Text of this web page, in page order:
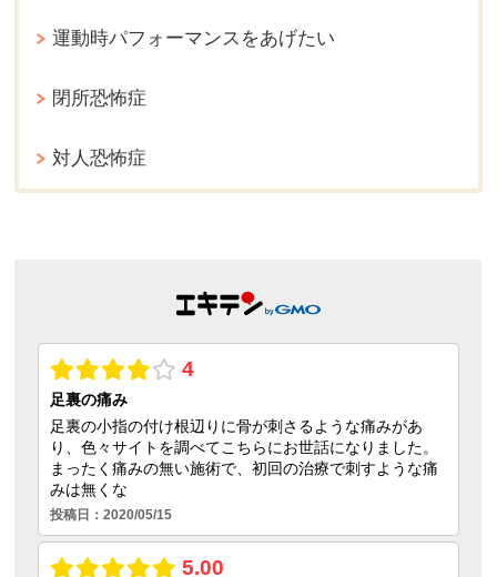
運動時パフォーマンスをあげたい
閉所恐怖症
対人恐怖症